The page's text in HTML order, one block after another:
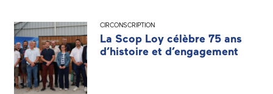
CIRCONSCRIPTION
La Scop Loy célèbre 75 ans
d’histoire et d’engagement